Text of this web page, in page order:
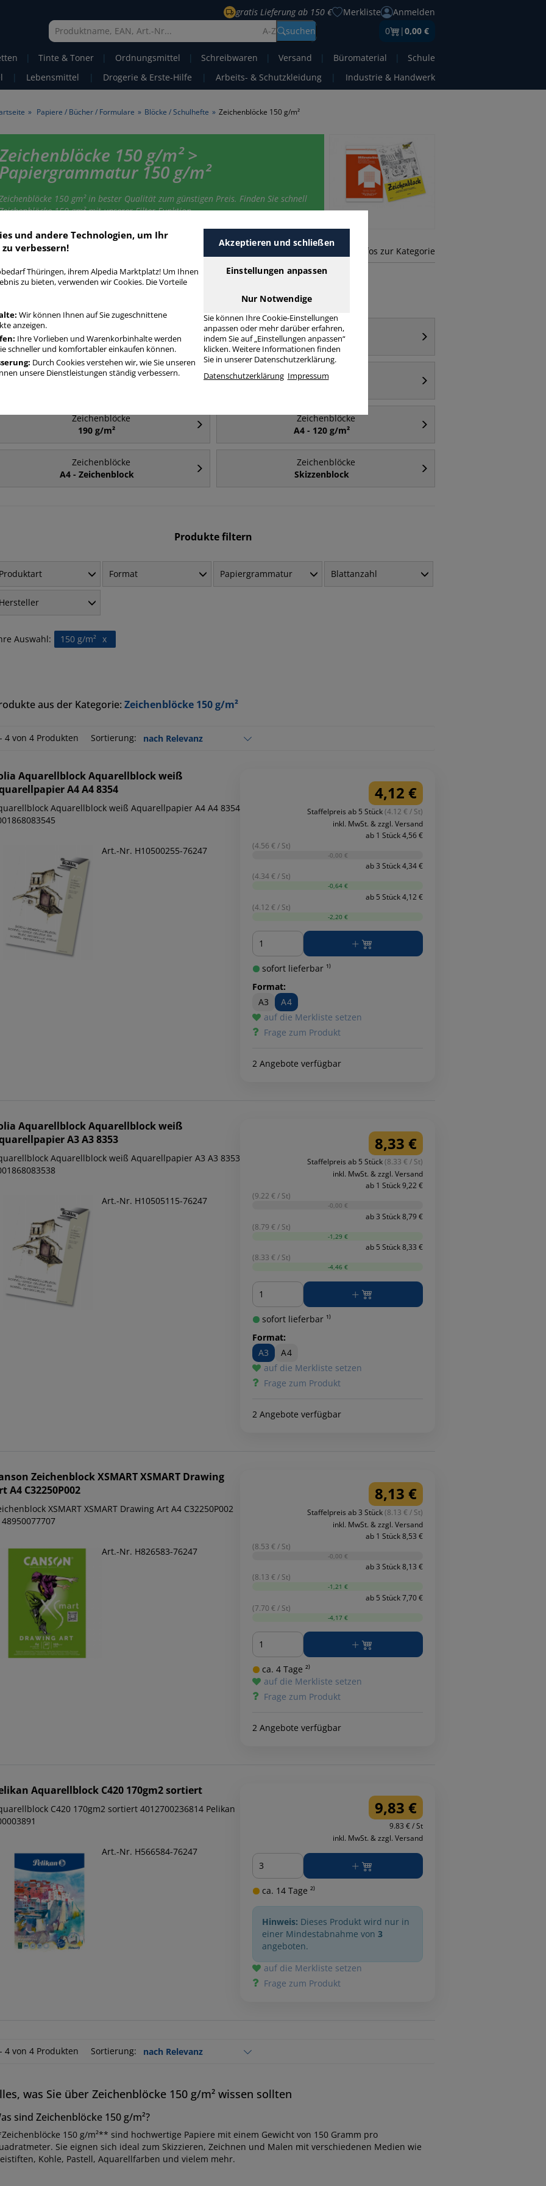
gratis Lieferung ab 150 € Merkliste
Anmelden
A-Z
suchen 0 |0,00 €
| Tinte & Toner | Ordnungsmittel | Schreibwaren | Versand | Büromaterial |
Schule
| Lebensmittel | Drogerie & Erste-Hilfe | Arbeits- & Schutzkleidung | Industrie & Handwerk
» Papiere / Bücher / Formulare » Blöcke / Schulhefte » Zeichenblöcke 150 g/m²
150 g/m² >
150 g/m²
150 gm² in bester Qualität zum günstigen Preis. Finden Sie schnell
150 gm² mit unserer Filter-Funktion.
150 g/m² mehr Infos zur Kategorie
Häufig gesucht
Aquarellblock
Zeichenblöcke
A2
Zeichenblöcke
Zeichenblöcke
Zeichenblöcke
190 g/m²
Zeichenblöcke
A4 - 120 g/m²
Zeichenblöcke
A4 - Zeichenblock
Zeichenblöcke
Skizzenblock
Produkte filtern
Format Papiergrammatur Blattanzahl
Auswahl: x
150 g/m²
aus der Kategorie: Zeichenblöcke 150 g/m²
4 von 4 Produkten Sortierung:
Aquarellblock Aquarellblock weiß
A4 A4 8354
Aquarellblock weiß Aquarellpapier A4 A4 8354
Art.-Nr. H10500255-76247
4,12 €
Staffelpreis ab 5 Stück(4.12 € / St)
inkl. MwSt. & zzgl. Versand
ab 1 Stück 4,56 €
(4.56 € / St)
-0,00 €
ab 3 Stück 4,34 €
(4.34 € / St)
-0,64 €
ab 5 Stück 4,12 €
(4.12 € / St)
-2,20 €
Menge
sofort lieferbar ¹⁾
Format:
A3
A4
auf die Merkliste setzen
Frage zum Produkt
2 Angebote verfügbar
Aquarellblock Aquarellblock weiß
A3 A3 8353
Aquarellblock weiß Aquarellpapier A3 A3 8353
Art.-Nr. H10505115-76247
8,33 €
Staffelpreis ab 5 Stück(8.33 € / St)
inkl. MwSt. & zzgl. Versand
ab 1 Stück 9,22 €
(9.22 € / St)
-0,00 €
ab 3 Stück 8,79 €
(8.79 € / St)
-1,29 €
ab 5 Stück 8,33 €
(8.33 € / St)
-4,46 €
Menge
sofort lieferbar ¹⁾
Format:
A3
A4
auf die Merkliste setzen
Frage zum Produkt
2 Angebote verfügbar
Zeichenblock XSMART XSMART Drawing
A4 C32250P002
XSMART XSMART Drawing Art A4 C32250P002
Art.-Nr. H826583-76247
8,13 €
Staffelpreis ab 3 Stück(8.13 € / St)
inkl. MwSt. & zzgl. Versand
ab 1 Stück 8,53 €
(8.53 € / St)
-0,00 €
ab 3 Stück 8,13 €
(8.13 € / St)
-1,21 €
ab 5 Stück 7,70 €
(7.70 € / St)
-4,17 €
Menge
ca. 4 Tage ²⁾
auf die Merkliste setzen
Frage zum Produkt
2 Angebote verfügbar
Aquarellblock C420 170gm2 sortiert
C420 170gm2 sortiert 4012700236814 Pelikan
Art.-Nr. H566584-76247
9,83 €
9.83 € / St
inkl. MwSt. & zzgl. Versand
Menge
ca. 14 Tage ²⁾
Hinweis: Dieses Produkt wird nur in
einer Mindestabnahme von 3
angeboten.
auf die Merkliste setzen
Frage zum Produkt
4 von 4 Produkten Sortierung:
was Sie über Zeichenblöcke 150 g/m² wissen sollten
sind Zeichenblöcke 150 g/m²?
150 g/m²** sind hochwertige Papiere mit einem Gewicht von 150 Gramm pro
Sie eignen sich ideal zum Skizzieren, Zeichnen und Malen mit verschiedenen Medien wie
Kohle, Pastell, Aquarellfarben und vielem mehr.
und andere Technologien, um Ihr
verbessern!
Thüringen, ihrem Alpedia Marktplatz! Um Ihnen
zu bieten, verwenden wir Cookies. Die Vorteile
Wir können Ihnen auf Sie zugeschnittene
anzeigen.
Ihre Vorlieben und Warenkorbinhalte werden
schneller und komfortabler einkaufen können.
Durch Cookies verstehen wir, wie Sie unseren
unsere Dienstleistungen ständig verbessern.
Akzeptieren und schließen
Einstellungen anpassen
Nur Notwendige
Sie können Ihre Cookie-Einstellungen
anpassen oder mehr darüber erfahren,
indem Sie auf „Einstellungen anpassen“
klicken. Weitere Informationen finden
Sie in unserer Datenschutzerklärung.
Datenschutzerklärung Impressum